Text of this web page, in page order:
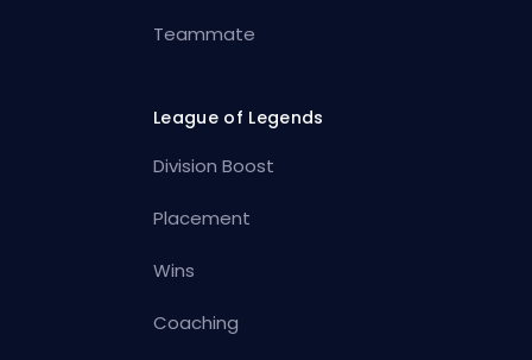
Teammate
League of Legends
Division Boost
Placement
Wins
Coaching